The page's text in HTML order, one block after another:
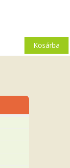
Kosárba